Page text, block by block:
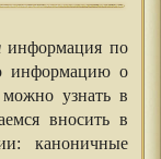
информация по
информацию о
узнать в
вносить в
каноничные